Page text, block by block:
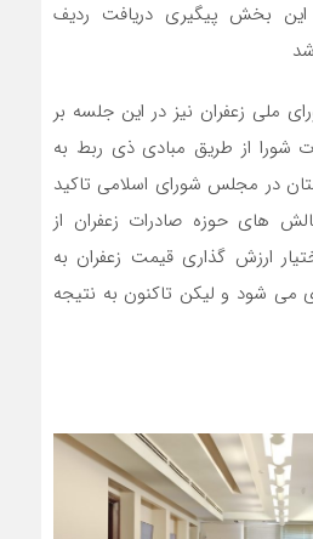
بخش پیگیری دریافت ردیف
ملی زعفران نیز در این جلسه بر
شورا از طریق مبادی ذی ربط به
در مجلس شورای اسلامی تاکید
های حوزه صادرات زعفران از
ارزش گذاری قیمت زعفران به
می شود و لیکن تاکنون به نتیجه